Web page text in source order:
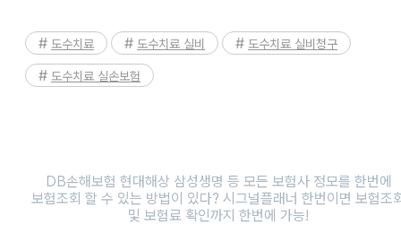
도수치료 도수치료 실비 도수치료 실비청구
도수치료 실손보험
DB손해보험 현대해상 삼성생명 등 모든 보험사 정모를 한번에
보험조회 할 수 있는 방법이 있다? 시그널플래너 한번이면 보험조
및 보험료 확인까지 한번에 가능!